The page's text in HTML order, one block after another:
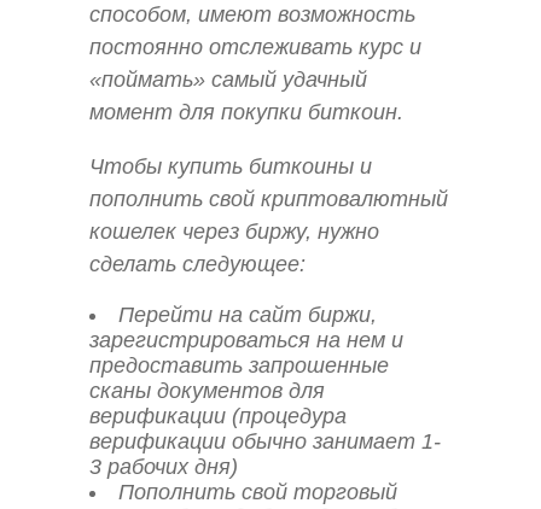
способом, имеют возможность
постоянно отслеживать курс и
«поймать» самый удачный
момент для покупки биткоин.
Чтобы купить биткоины и
пополнить свой криптовалютный
кошелек через биржу, нужно
сделать следующее:
Перейти на сайт биржи,
зарегистрироваться на нем и
предоставить запрошенные
сканы документов для
верификации (процедура
верификации обычно занимает 1-
3 рабочих дня)
Пополнить свой торговый